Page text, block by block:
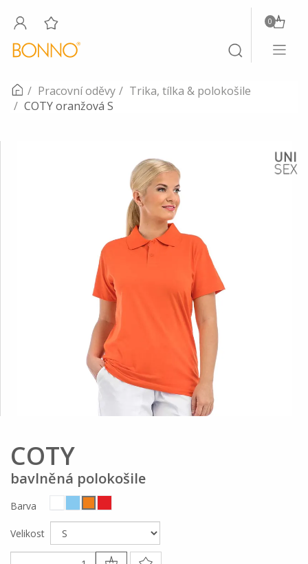
Toggle
search
0
Toggle
Pracovní oděvy
Trika, tílka & polokošile
COTY oranžová S
COTY
bavlněná polokošile
Barva
Velikost